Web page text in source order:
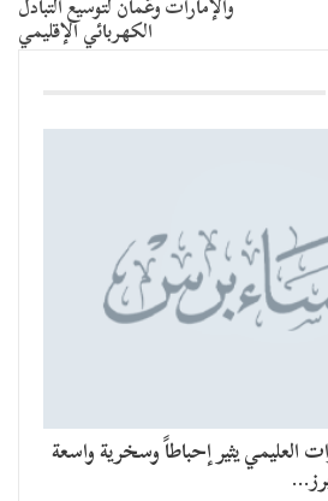
والإمارات وعُمان لتوسيع التبادل
الكهربائي الإقليمي
العليمي يثير إحباطاً وسخرية واسعة